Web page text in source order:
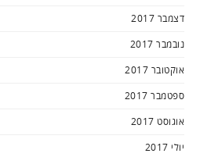
דצמבר 2017
נובמבר 2017
אוקטובר 2017
ספטמבר 2017
אוגוסט 2017
יולי 2017